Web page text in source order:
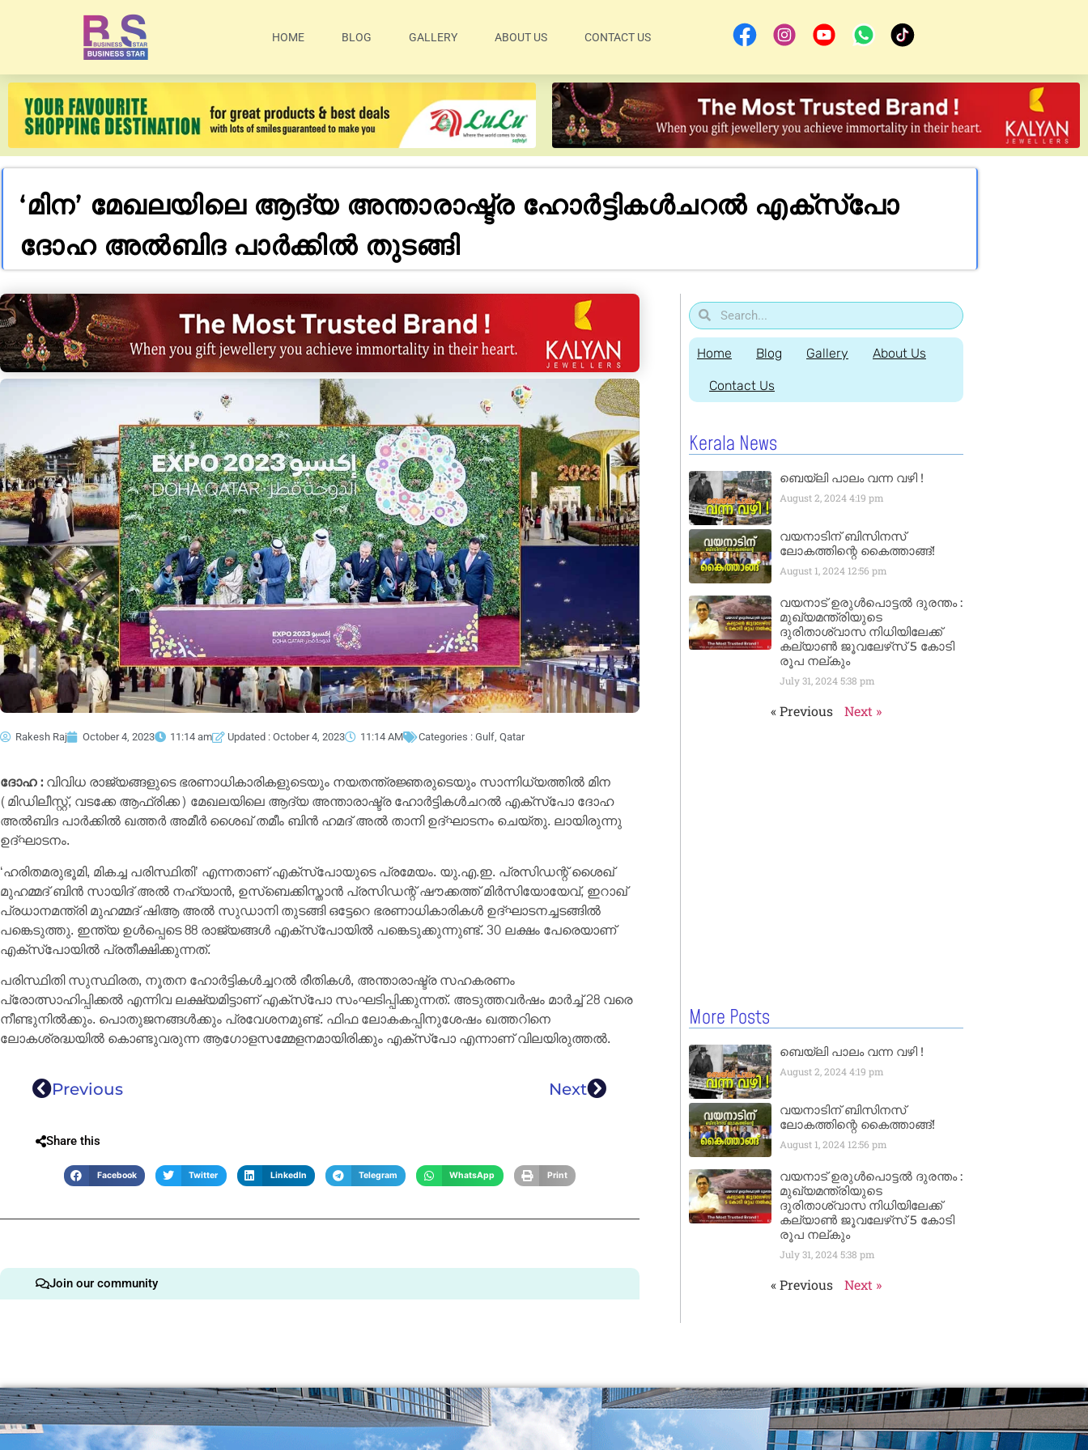
HOME BLOG GALLERY ABOUT US CONTACT US
‘മിന’ മേഖലയിലെ ആദ്യ അന്താരാഷ്ട്ര ഹോർട്ടികൾചറൽ എക്സ്പോ
ദോഹ അൽബിദ പാർക്കിൽ തുടങ്ങി
Rakesh Raj October 4, 2023 11:14 am Updated : October 4, 2023 11:14 AM Categories : Gulf, Qatar
ദോഹ :വിവിധ രാജ്യങ്ങളുടെ ഭരണാധികാരികളുടെയും നയതന്ത്രജ്ഞരുടെയും സാന്നിധ്യത്തിൽ മിന
(മിഡിലീസ്റ്റ്, വടക്കേ ആഫ്രിക്ക) മേഖലയിലെ ആദ്യ അന്താരാഷ്ട്ര ഹോർട്ടികൾചറൽ എക്സ്പോ ദോഹ
അൽബിദ പാർക്കിൽ ഖത്തർ അമീർ ശൈഖ് തമീം ബിൻ ഹമദ് അൽ താനി ഉദ്ഘാടനം ചെയ്തു. ലായിരുന്നു
ഉദ്ഘാടനം.
‘ഹരിതമരുഭൂമി, മികച്ച പരിസ്ഥിതി’ എന്നതാണ് എക്സ്‌പോയുടെ പ്രമേയം. യു.എ.ഇ. പ്രസിഡന്റ് ശൈഖ്
മുഹമ്മദ് ബിൻ സായിദ് അൽ നഹ്യാൻ, ഉസ്‌ബെക്കിസ്താൻ പ്രസിഡന്റ് ഷൗക്കത്ത് മിർസിയോയേവ്, ഇറാഖ്
പ്രധാനമന്ത്രി മുഹമ്മദ് ഷിആ അൽ സുഡാനി തുടങ്ങി ഒട്ടേറെ ഭരണാധികാരികൾ ഉദ്ഘാടനച്ചടങ്ങിൽ
പങ്കെടുത്തു. ഇന്ത്യ ഉൾപ്പെടെ 88 രാജ്യങ്ങൾ എക്സ്‌പോയിൽ പങ്കെടുക്കുന്നുണ്ട്. 30 ലക്ഷം പേരെയാണ്
എക്സ്പോയിൽ പ്രതീക്ഷിക്കുന്നത്.
പരിസ്ഥിതി സുസ്ഥിരത, നൂതന ഹോർട്ടികൾച്ചറൽ രീതികൾ, അന്താരാഷ്ട്ര സഹകരണം
പ്രോത്സാഹിപ്പിക്കൽ എന്നിവ ലക്ഷ്യമിട്ടാണ് എക്സ്‌പോ സംഘടിപ്പിക്കുന്നത്. അടുത്തവർഷം മാർച്ച് 28 വരെ
നീണ്ടുനിൽക്കും. പൊതുജനങ്ങൾക്കും പ്രവേശനമുണ്ട്. ഫിഫ ലോകകപ്പിനുശേഷം ഖത്തറിനെ
ലോകശ്രദ്ധയിൽ കൊണ്ടുവരുന്ന ആഗോളസമ്മേളനമായിരിക്കും എക്സ്‌പോ എന്നാണ് വിലയിരുത്തൽ.
Previous Next
Share this
Facebook Twitter LinkedIn Telegram WhatsApp Print
Join our community
Home Blog Gallery About Us
Contact Us
Kerala News
ബെയ്‌ലി പാലം വന്ന വഴി !
August 2, 20244:19 pm
വയനാടിന് ബിസിനസ്
ലോകത്തിന്റെ കൈത്താങ്ങ്!
August 1, 2024 12:56 pm
വയനാട് ഉരുള്‍പൊട്ടൽ ദുരന്തം :
മുഖ്യമന്ത്രിയുടെ
ദുരിതാശ്വാസ നിധിയിലേക്ക്
കല്യാണ്‍ ജൂവലേഴ്‌സ് 5 കോടി
രൂപ നല്‌കും
July 31, 20245:38 pm
« Previous Next »
More Posts
ബെയ്‌ലി പാലം വന്ന വഴി !
August 2, 20244:19 pm
വയനാടിന് ബിസിനസ്
ലോകത്തിന്റെ കൈത്താങ്ങ്!
August 1, 2024 12:56 pm
വയനാട് ഉരുള്‍പൊട്ടൽ ദുരന്തം :
മുഖ്യമന്ത്രിയുടെ
ദുരിതാശ്വാസ നിധിയിലേക്ക്
കല്യാണ്‍ ജൂവലേഴ്‌സ് 5 കോടി
രൂപ നല്‌കും
July 31, 20245:38 pm
« Previous Next »